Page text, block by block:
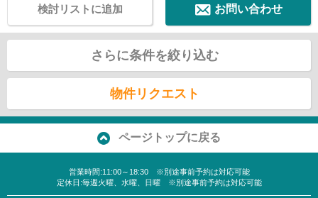
お問い合わせ
検討リストに追加
さらに条件を絞り込む
物件リクエスト
ページトップに戻る
営業時間:11:00～18:30 ※別途事前予約は対応可能
定休日:毎週火曜、水曜、日曜 ※別途事前予約は対応可能